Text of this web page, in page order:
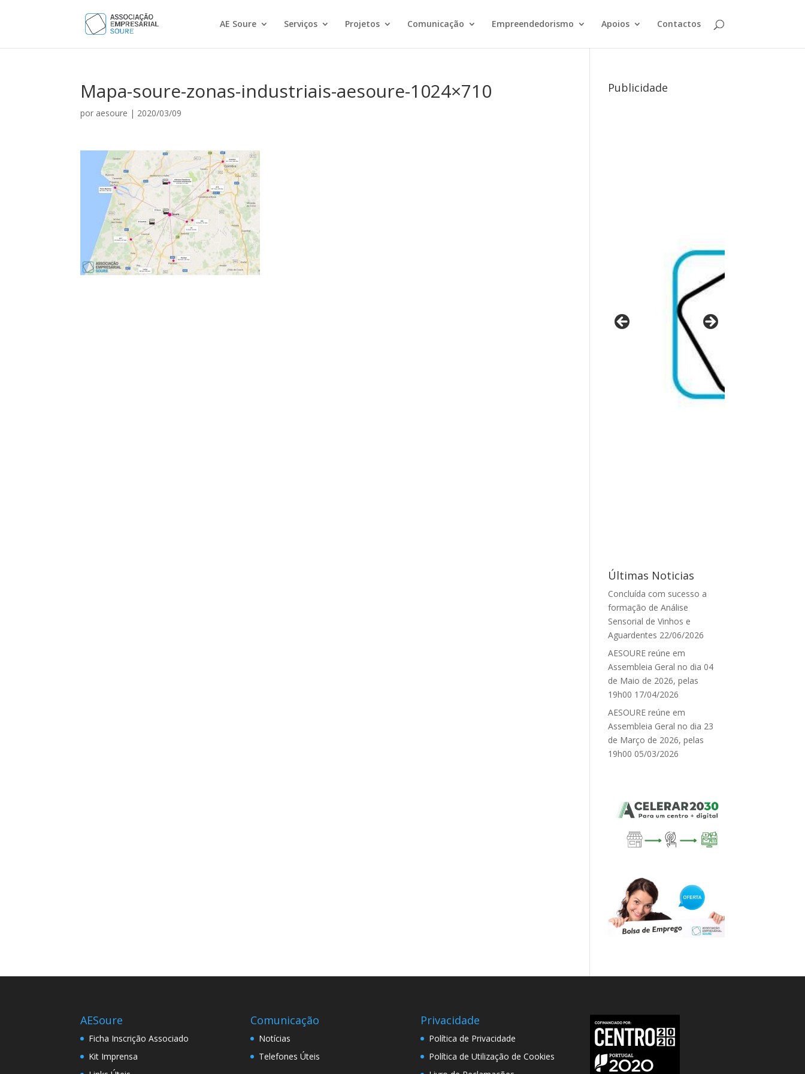
AE Soure Serviços Projetos Comunicação Empreendedorismo Apoios Contactos
Mapa-soure-zonas-industriais-aesoure-1024×710
por aesoure | 2020/03/09
Publicidade
Últimas Noticias
Concluída com sucesso a
formação de Análise
Sensorial de Vinhos e
Aguardentes 22/06/2026
AESOURE reúne em
Assembleia Geral no dia 04
de Maio de 2026, pelas
19h00 17/04/2026
AESOURE reúne em
Assembleia Geral no dia 23
de Março de 2026, pelas
19h00 05/03/2026
AESoure
Ficha Inscrição Associado
Kit Imprensa
Comunicação
Notícias
Telefones Úteis
Privacidade
Política de Privacidade
Política de Utilização de Cookies